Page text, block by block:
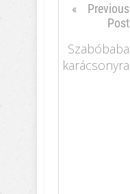
Previous
Post
Szabóbaba
karácsonyra